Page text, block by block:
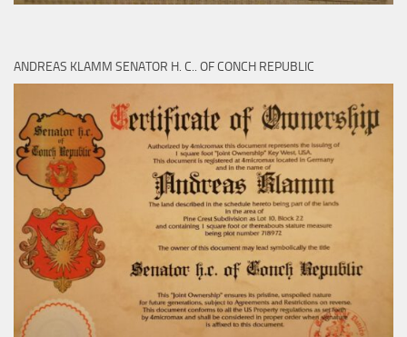
ANDREAS KLAMM SENATOR H. C.. OF CONCH REPUBLIC